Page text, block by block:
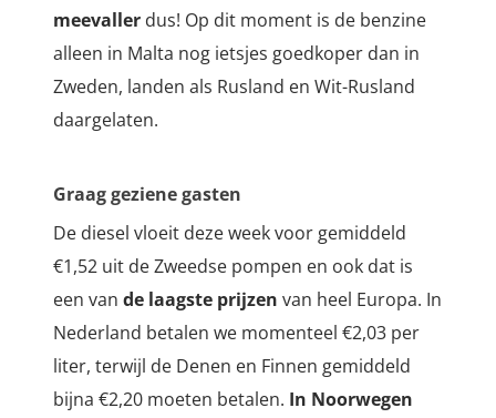
meevaller dus! Op dit moment is de benzine
alleen in Malta nog ietsjes goedkoper dan in
Zweden, landen als Rusland en Wit-Rusland
daargelaten.
Graag geziene gasten
De diesel vloeit deze week voor gemiddeld
€1,52 uit de Zweedse pompen en ook dat is
een van de laagste prijzen van heel Europa. In
Nederland betalen we momenteel €2,03 per
liter, terwijl de Denen en Finnen gemiddeld
bijna €2,20 moeten betalen. In Noorwegen